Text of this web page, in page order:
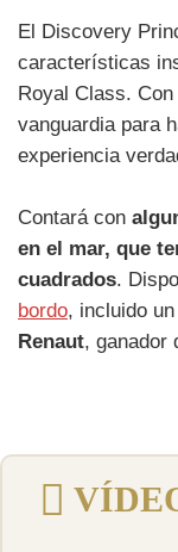
El Discovery
características
Royal Class.
vanguardia para
experiencia
Contará con
en el mar, que
cuadrados.
bordo, incluido
Renaut, ganador